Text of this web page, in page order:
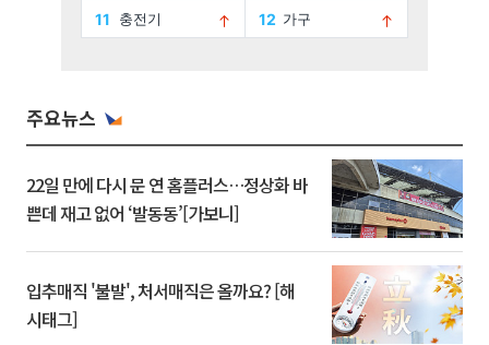
주요뉴스
22일 만에 다시 문 연 홈플러스…정상화 바
쁜데 재고 없어 ‘발동동’[가보니]
입추매직 '불발', 처서매직은 올까요? [해
시태그]